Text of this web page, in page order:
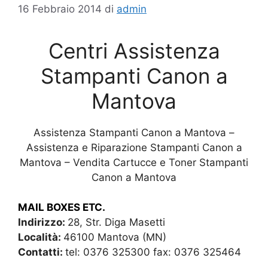
16 Febbraio 2014 di admin
Centri Assistenza
Stampanti Canon a
Mantova
Assistenza Stampanti Canon a Mantova –
Assistenza e Riparazione Stampanti Canon a
Mantova – Vendita Cartucce e Toner Stampanti
Canon a Mantova
MAIL BOXES ETC.
Indirizzo: 28, Str. Diga Masetti
Località: 46100 Mantova (MN)
Contatti: tel: 0376 325300 fax: 0376 325464